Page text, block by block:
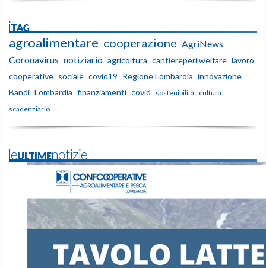
iTAG
agroalimentare cooperazione AgriNews
Coronavirus notiziario agricoltura cantiereperilwelfare lavoro
cooperative sociale covid19 Regione Lombardia innovazione
Bandi Lombardia finanziamenti covid sostenibilità
cultura
scadenziario
leULTIMEnotizie